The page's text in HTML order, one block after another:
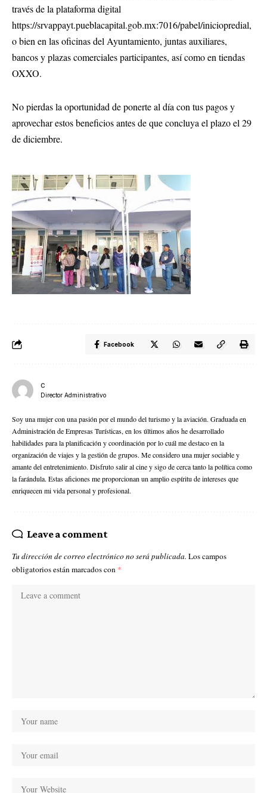
través de la plataforma digital
https://srvappayt.pueblacapital.gob.mx:7016/pabel/iniciopredial,
o bien en las oficinas del Ayuntamiento, juntas auxiliares,
bancos y plazas comerciales participantes, así como en tiendas
OXXO.
No pierdas la oportunidad de ponerte al día con tus pagos y
aprovechar estos beneficios antes de que concluya el plazo el 29
de diciembre.
Facebook
C
Director Administrativo
Soy una mujer con una pasión por el mundo del turismo y la aviación. Graduada en
Administración de Empresas Turísticas, en los últimos años he desarrollado
habilidades para la planificación y coordinación por lo cuál me destaco en la
organización de viajes y la gestión de grupos. Me considero una mujer sociable y
amante del entretenimiento. Disfruto salir al cine y sigo de cerca tanto la política como
la farándula. Estas aficiones me proporcionan un amplio espíritu de intereses que
enriquecen mi vida personal y profesional.
Leave a comment
Tu dirección de correo electrónico no será publicada. Los campos
obligatorios están marcados con *